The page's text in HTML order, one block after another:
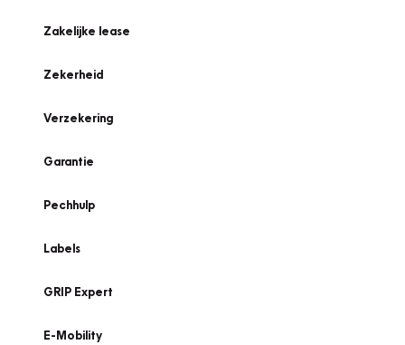
Zakelijke lease
Zekerheid
Verzekering
Garantie
Pechhulp
Labels
GRIP Expert
E-Mobility